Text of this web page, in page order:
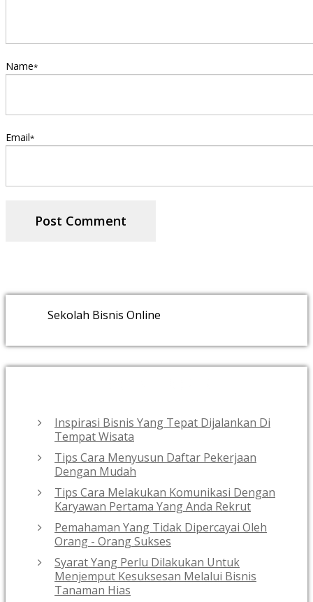
Name*
Email*
Sekolah Bisnis Online
Inspirasi Bisnis Yang Tepat Dijalankan Di
Tempat Wisata
Tips Cara Menyusun Daftar Pekerjaan
Dengan Mudah
Tips Cara Melakukan Komunikasi Dengan
Karyawan Pertama Yang Anda Rekrut
Pemahaman Yang Tidak Dipercayai Oleh
Orang - Orang Sukses
Syarat Yang Perlu Dilakukan Untuk
Menjemput Kesuksesan Melalui Bisnis
Tanaman Hias